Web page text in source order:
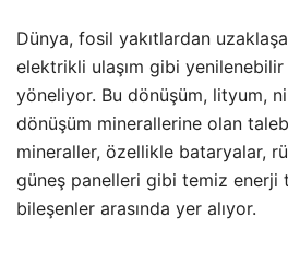
Dünya, fosil yakıtlardan
elektrikli ulaşım gibi yenilenebilir
yöneliyor. Bu dönüşüm, lityum,
dönüşüm minerallerine olan
mineraller, özellikle bataryalar,
güneş panelleri gibi temiz enerji
bileşenler arasında yer alıyor.